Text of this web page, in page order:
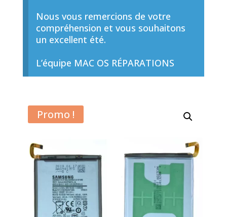
Nous vous remercions de votre
compréhension et vous souhaitons
un excellent été.
L’équipe MAC OS RÉPARATIONS
Promo !